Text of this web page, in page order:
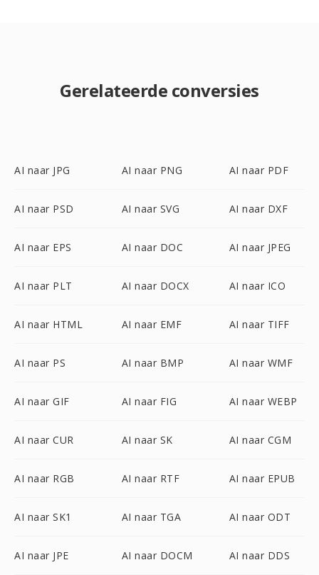
Gerelateerde conversies
AI naar JPG AI naar PNG AI naar PDF
AI naar PSD AI naar SVG AI naar DXF
AI naar EPS AI naar DOC AI naar JPEG
AI naar PLT AI naar DOCX AI naar ICO
AI naar HTML AI naar EMF AI naar TIFF
AI naar PS AI naar BMP AI naar WMF
AI naar GIF AI naar FIG AI naar WEBP
AI naar CUR AI naar SK AI naar CGM
AI naar RGB AI naar RTF AI naar EPUB
AI naar SK1 AI naar TGA AI naar ODT
AI naar JPE AI naar DOCM AI naar DDS